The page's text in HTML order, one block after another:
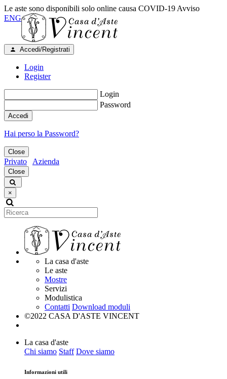
Le aste sono disponibili solo online causa COVID-19 Avviso
ENG
Accedi/Registrati
Login
Register
Login
Password
Accedi
Hai perso la Password?
Close
Privato Azienda
Close
×
La casa d'aste
Le aste
Mostre
Servizi
Modulistica
Contatti Download moduli
©2022 CASA D'ASTE VINCENT
La casa d'aste
Chi siamo Staff Dove siamo
Informazioni utili